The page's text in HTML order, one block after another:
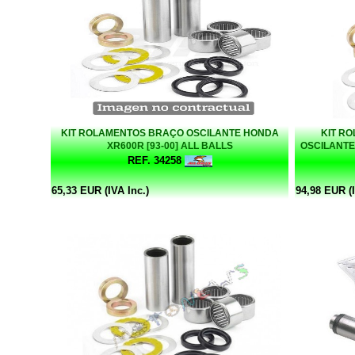
KIT ROLAMENTOS BRAÇO OSCILANTE HONDA
XR600R [93-00] ALL BALLS
REF. 34258
65,33 EUR (IVA Inc.)
KIT
94,98 EUR